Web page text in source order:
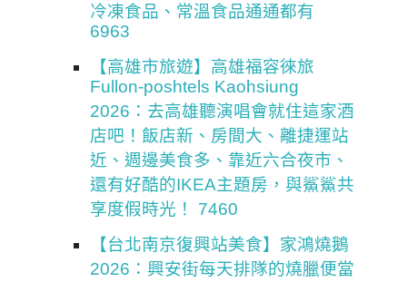
冷凍食品、常溫食品通通都有
6963
【高雄市旅遊】高雄福容徠旅
Fullon-poshtels Kaohsiung
2026：去高雄聽演唱會就住這家酒
店吧！飯店新、房間大、離捷運站
近、週邊美食多、靠近六合夜市、
還有好酷的IKEA主題房，與鯊鯊共
享度假時光！ 7460
【台北南京復興站美食】家鴻燒鵝
2026：興安街每天排隊的燒臘便當